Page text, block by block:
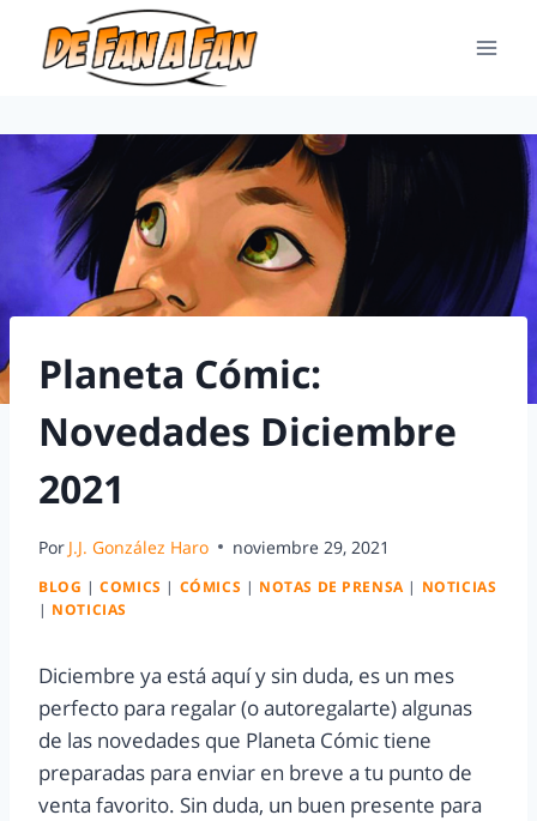
Planeta Cómic:
Novedades Diciembre
2021
Por J.J. González Haro noviembre 29, 2021
BLOG |COMICS | CÓMICS | NOTAS DE PRENSA | NOTICIAS
| NOTICIAS
Diciembre ya está aquí y sin duda, es un mes
perfecto para regalar (o autoregalarte) algunas
de las novedades que Planeta Cómic tiene
preparadas para enviar en breve a tu punto de
venta favorito. Sin duda, un buen presente para